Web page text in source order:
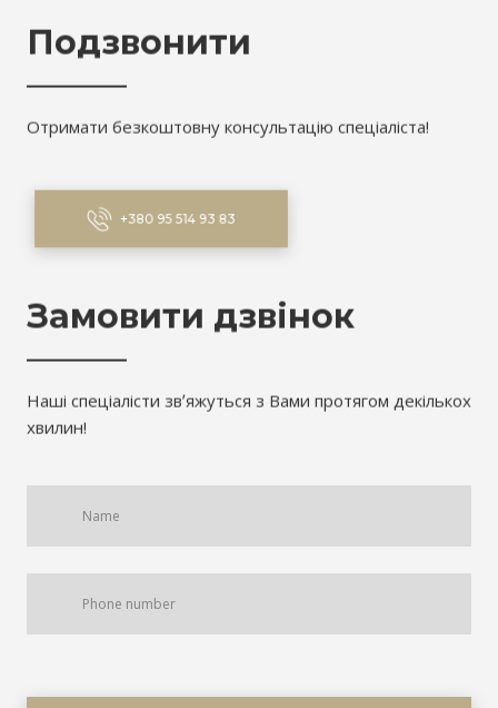
Подзвонити
Отримати безкоштовну консультацію спеціаліста!
+380 95 514 93 83
Замовити дзвінок
Наші спеціалісти звʼяжуться з Вами протягом декількох
хвилин!